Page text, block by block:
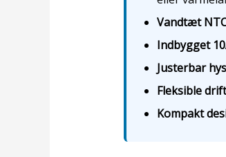
Vandtæt
Indbygget
Justerbar
Fleksible
Kompakt